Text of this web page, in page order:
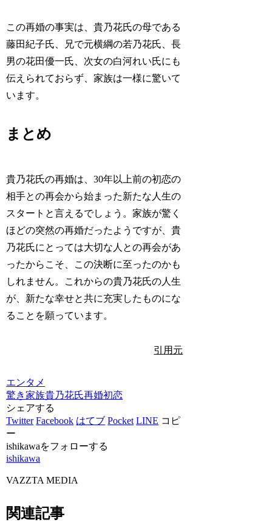
この再婚の事実は、貴乃花氏の母である
藤田紀子氏、兄で元横綱の若乃花氏、長
男の花田優一氏、次女の白河れい氏にも
伝えられておらず、家族は一様に驚いて
います。
まとめ
貴乃花氏の再婚は、30年以上前の初恋の
相手との再会から始まった新たな人生の
スタートと言えるでしょう。家族が驚く
ほどの突然の再婚だったようですが、貴
乃花氏にとっては大切な人との再会があ
ったからこそ、この決断に至ったのかも
しれません。これからの貴乃花氏の人生
が、新たな幸せと共に充実したものにな
ることを願っています。
引用元
エンタメ
驚き家族貴乃花氏再婚初恋
シェアする
Twitter Facebook はてブ Pocket LINE コピ
ー
ishikawaをフォローする
ishikawa
VAZZTA MEDIA
関連記事